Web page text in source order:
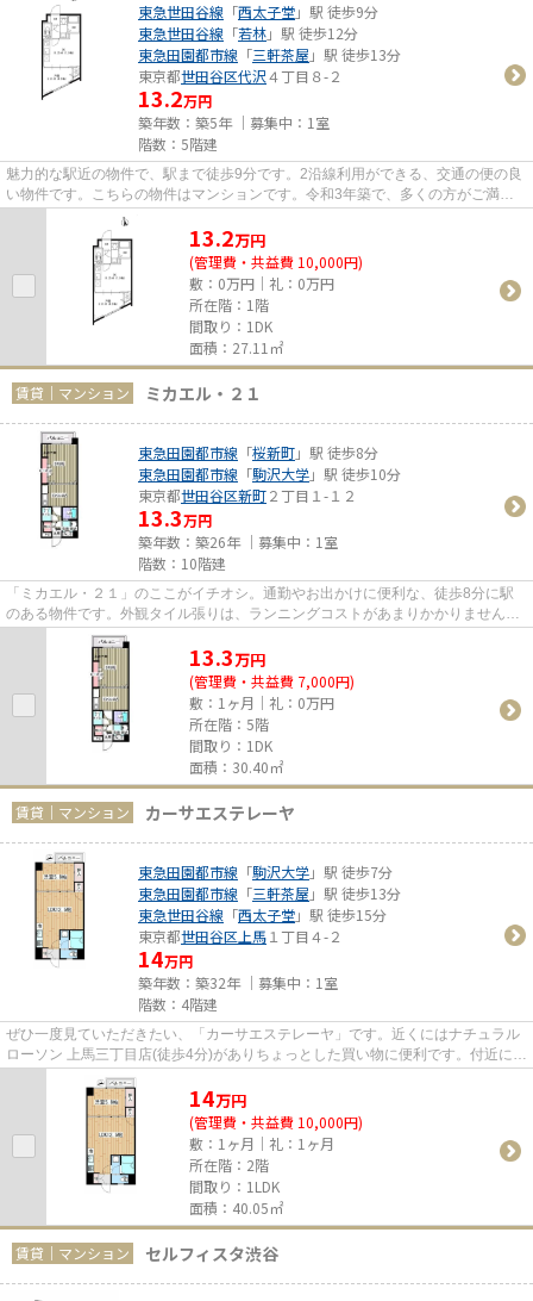
東急世田谷線 「西太子堂」駅 徒歩9分
東急世田谷線 「若林」駅 徒歩12分
東急田園都市線 「三軒茶屋 」駅 徒歩13分
東京都世田谷区代沢４丁目８-２
13.2万円
築年数：築5年 ｜募集中： 1室
階数：5階建
魅力的な駅近の物件で、駅まで徒歩9分です。2沿線利用ができる、交通の便の良
い物件です。こちらの物件はマンションです。令和3年築で、多くの方がご満足
の物件はこちらです。LIFE HOM...
13.2万円
(管理費・共益費 10,000円)
敷：0万円｜礼：0万円
所在階：1階
間取り：1DK
面積：27.11㎡
賃貸｜マンション ミカエル・２１
東急田園都市線 「桜新町」駅 徒歩8分
東急田園都市線 「駒沢大学」駅 徒歩10分
東京都世田谷区新町２丁目１-１２
13.3万円
築年数：築26年 ｜募集中： 1室
階数：10階建
「ミカエル・２１」のここがイチオシ。通勤やお出かけに便利な、徒歩8分に駅
のある物件です。外観タイル張りは、ランニングコストがあまりかかりません。
こちらの物件はマンションです...
13.3万円
(管理費・共益費 7,000円)
敷：1ヶ月｜礼：0万円
所在階：5階
間取り：1DK
面積：30.40㎡
賃貸｜マンション カーサエステレーヤ
東急田園都市線 「駒沢大学」駅 徒歩7分
東急田園都市線 「三軒茶屋 」駅 徒歩13分
東急世田谷線 「西太子堂」駅 徒歩15分
東京都世田谷区 上馬１丁目４-２
14万円
築年数：築32年 ｜募集中： 1室
階数：4階建
ぜひ一度見ていただきたい、「カーサエステレーヤ」です。近くにはナチュラル
ローソン 上馬三丁目店(徒歩4分)がありちょっとした買い物に便利です。付近にあ
る2つの駅は、用途や行き先...
14万円
(管理費・共益費 10,000円)
敷：1ヶ月｜礼：1ヶ月
所在階：2階
間取り：1LDK
面積：40.05㎡
賃貸｜マンション セルフィスタ渋谷